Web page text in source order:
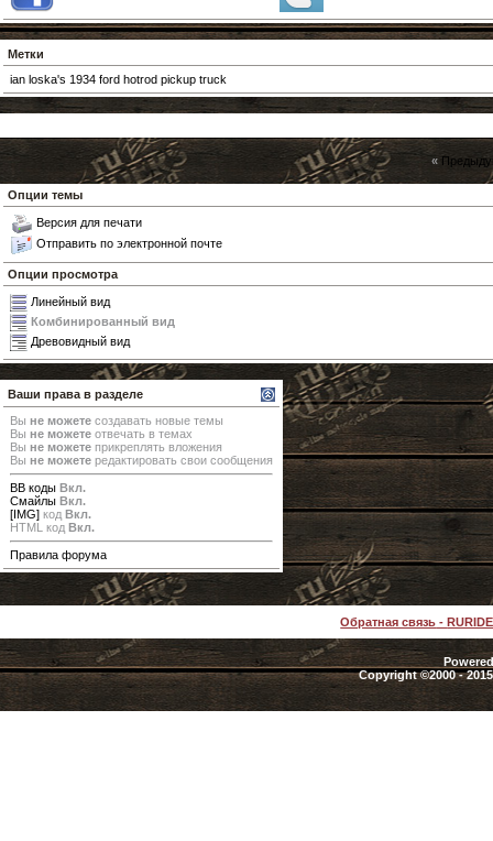
Метки
ian loska's 1934 ford hotrod pickup truck
«
Опции темы
Версия для печати
Отправить по электронной почте
Опции просмотра
Линейный вид
Комбинированный вид
Древовидный вид
Ваши права в разделе
Вы не можете создавать новые темы
Вы не можете отвечать в темах
Вы не можете прикреплять вложения
Вы не можете редактировать свои сообщения
BB коды Вкл.
Смайлы Вкл.
[IMG] код Вкл.
HTML код Вкл.
Правила форума
Обратная связь -
Copyright ©2000 -